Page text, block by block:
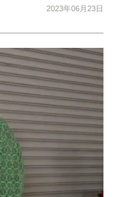
2023年06月23日